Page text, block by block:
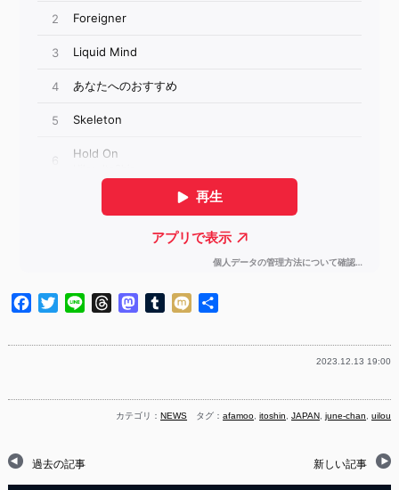
Facebook
TwitterLine ThreadsMastodon
Tumblr
Mixi
2023.12.13 19:00
カテゴリ： NEWS タグ：afamoo,itoshin,JAPAN,june-chan,uilou
過去の記事 新しい記事